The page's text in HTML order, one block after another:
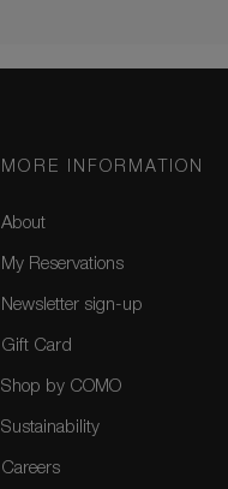
MORE INFORMATION
About
My Reservations
Newsletter sign-up
Gift Card
Shop by COMO
Sustainability
Careers